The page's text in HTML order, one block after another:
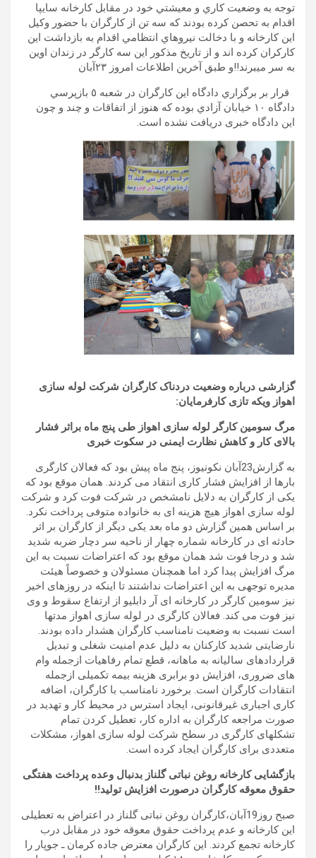
توجه به وضعيت كاري و معيشتي خود در مقابل كارخانه سايپا
اقدام به تحصن كرده بودند كه سه تن از كارگران با حضور وكيل
اين كارخانه و با دخالت نيروهاي انتظامي اقدام به بازداشت اين
كاركران كرده اند و از تاريخ مذكور اين سه كارگر در زندان اوين
به سر ميبرند!!و طبق آخرين اطلاعات امروز ٢٣آبان
قرار بر برگزاري دادگاه اين كارگران در شعبه ٥ بازپرسي
دادگاه ١٠ خيابان آزادي بوده كه هنوز از اتفاقات و چند و چون
این دادگاه خبری دریافت نشده است.
گزارشی درباره وضعیت دردناک کارگران شرکت لوله سازی
اهواز ویکه تازی کارفرمایان:
مرگ سومین کارگر لوله سازی اهواز طی پنج ماه براثر فشار
بالای کار و کاهش نظارت ایمنی در سکوت خبری
به گزارش23آبان نکونیوز، پنج ماه پیش بود که فعالان کارگری
بارها از افزایش فشار کاری انتقاد می کردند. همان موقع بود که
یکی از کارگران به دلایل نامشخص در شرکت فوت کرد و شرکت
لوله سازی اهواز هیچ هزینه ای به خانواده متوفی پرداخت نکرد.
بر اساس همین گزارش دو ماه بعد یکی دیگر از کارگران بر اثر
حادثه ای در کارخانه شماره چهار از ناحیه سر دچار ضربه شدید
شد و درجا فوت شد همان موقع بود که اعتراضات نسبت به این
مرگ افزایش پیدا کرد اما همچنان مسئولان و خصوصاً هیئت
مدیره توجهی به این اعتراضات نداشتند تا اینکه در روزهای اخیر
نیز سومین کارگر در کارخانه ای آر دابلیو از ارتفاع سقوط و وی
نیز فوت می کند. فعالان کارگری در لوله سازی اهواز مدتها
است نسبت به وضعیت نامناسب کارگران هشدار داده بودند.
نارضایتی شدید کارکنان به دلیل عدم امنیت شغلی و تبدیل
قراردادهای سالیانه به ماهانه، قطع تمام رفاهیات ازجمله وام
های ضروری، افزایش دو برابری هزینه بیمه تکمیلی ازجمله
انتقادات کارگران است. برخورد نامناسب با کارگران، اضافه
کاری اجباری غیرقانونی، ایجاد استرس در محیط کار و تهدید در
صورت مراجعه کارگران به اداره کار، تعطیل کردن تمام
تشکلهای کارگری در سطح شرکت لوله سازی اهواز، مشکلات
متعددی برای کارگران ایجاد کرده است.
بازگشایی کارخانه روغن نباتی گلناز بدنبال وعده پرداخت هفتگی
حقوق معوقه کارگران درصورت افزایش تولید!!
صبح روز19آبان،کارگران روغن نباتی گلناز در اعتراض به تعطیلی
این کارخانه و عدم پرداخت حقوق معوقه خود در مقابل درب
کارخانه تجمع کردند. این کارگران معترض جاده کرمان ـ جوپار را